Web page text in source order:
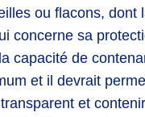
ou flacons,
concerne sa
capacité de
et il devrait
et